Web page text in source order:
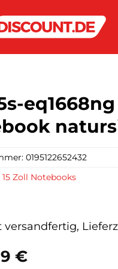
€
versandfertig,
0195122652432
15 Zoll Notebooks